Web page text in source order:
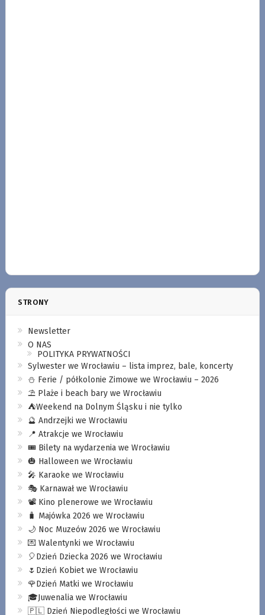
STRONY
Newsletter
O NAS
POLITYKA PRYWATNOŚCI
Sylwester we Wrocławiu – lista imprez, bale, koncerty
⛄️ Ferie / półkolonie Zimowe we Wrocławiu – 2026
⛱️ Plaże i beach bary we Wrocławiu
⛺️Weekend na Dolnym Śląsku i nie tylko
🔮 Andrzejki we Wrocławiu
📍 Atrakcje we Wrocławiu
🎟️ Bilety na wydarzenia we Wrocławiu
🎃 Halloween we Wrocławiu
🎤 Karaoke we Wrocławiu
🎭 Karnawał we Wrocławiu
📽️ Kino plenerowe we Wrocławiu
🧳 Majówka 2026 we Wrocławiu
🌙 Noc Muzeów 2026 we Wrocławiu
💌 Walentynki we Wrocławiu
🎈Dzień Dziecka 2026 we Wrocławiu
🌷Dzień Kobiet we Wrocławiu
🌹Dzień Matki we Wrocławiu
🎓Juwenalia we Wrocławiu
🇵🇱 Dzień Niepodległości we Wrocławiu